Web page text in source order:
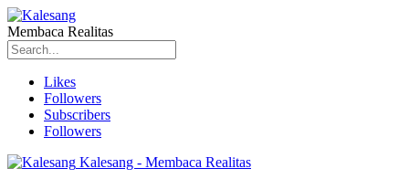
Membaca Realitas
Likes
Followers
Subscribers
Followers
Kalesang - Membaca Realitas